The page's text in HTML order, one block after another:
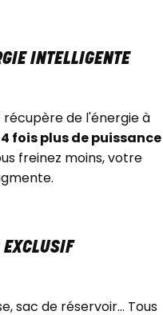
INTELLIGENTE
de l'énergie à
fois plus de puissance
freinez moins, votre
sac de réservoir... Tous